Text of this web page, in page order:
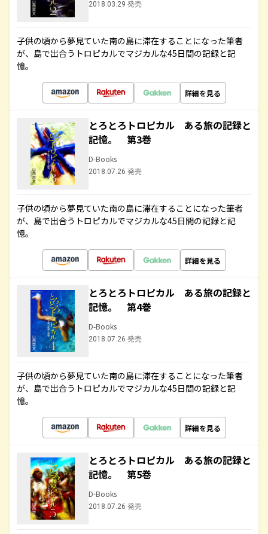
2018.03.29 発売
子供の頃から夢見ていた南の島に滞在することになった筆者
が、島で出合うトロピカルでマジカルな45日間の記録と記
憶。
詳細を見る
とろとろトロピカル ある旅の記録と
記憶。 第3巻
D-Books
2018.07.26 発売
子供の頃から夢見ていた南の島に滞在することになった筆者
が、島で出合うトロピカルでマジカルな45日間の記録と記
憶。
詳細を見る
とろとろトロピカル ある旅の記録と
記憶。 第4巻
D-Books
2018.07.26 発売
子供の頃から夢見ていた南の島に滞在することになった筆者
が、島で出合うトロピカルでマジカルな45日間の記録と記
憶。
詳細を見る
とろとろトロピカル ある旅の記録と
記憶。 第5巻
D-Books
2018.07.26 発売